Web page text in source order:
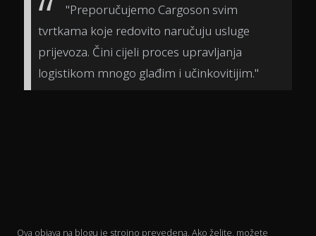
"Preporučujemo Cargoson svim
tvrtkama koje redovito naručuju usluge
prijevoza. Čini cijeli proces upravljanja
logistikom mnogo glađim i učinkovitijim."
Ova objava na blogu je strojno prevedena. Ako želite, možete